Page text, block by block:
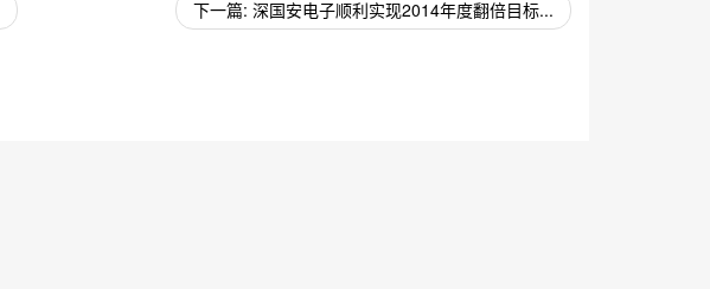
下一篇: 深国安电子顺利实现2014年度翻倍目标...